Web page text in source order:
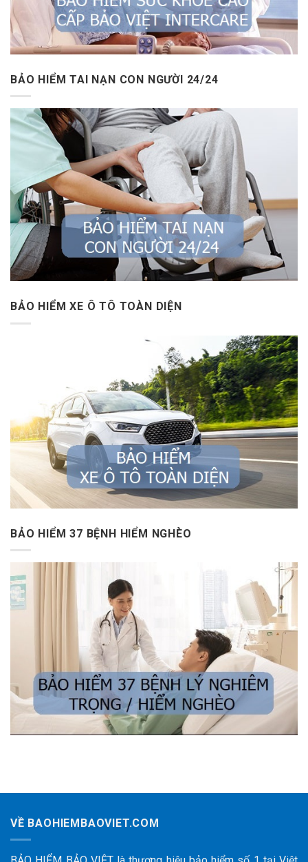
BẢO HIỂM TAI NẠN CON NGƯỜI 24/24
BẢO HIỂM XE Ô TÔ TOÀN DIỆN
BẢO HIỂM 37 BỆNH HIỂM NGHÈO
VỀ BAOHIEMBAOVIET.COM